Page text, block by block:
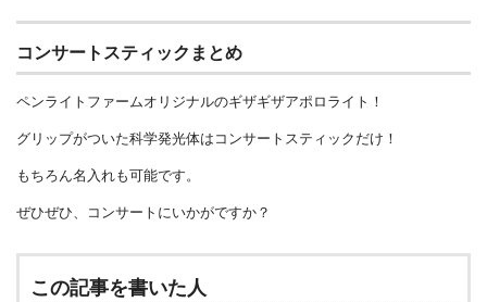
コンサートスティックまとめ
ペンライトファームオリジナルのギザギザアポロライト！
グリップがついた科学発光体はコンサートスティックだけ！
もちろん名入れも可能です。
ぜひぜひ、コンサートにいかがですか？
この記事を書いた人